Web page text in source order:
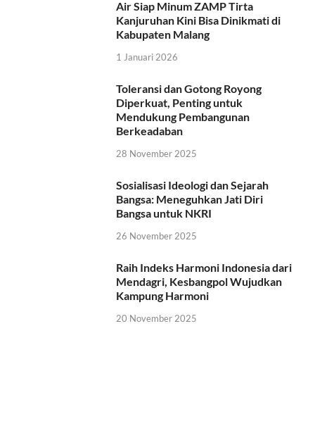
Air Siap Minum ZAMP Tirta
Kanjuruhan Kini Bisa Dinikmati di
Kabupaten Malang
1 Januari 2026
Toleransi dan Gotong Royong
Diperkuat, Penting untuk
Mendukung Pembangunan
Berkeadaban
28 November 2025
Sosialisasi Ideologi dan Sejarah
Bangsa: Meneguhkan Jati Diri
Bangsa untuk NKRI
26 November 2025
Raih Indeks Harmoni Indonesia dari
Mendagri, Kesbangpol Wujudkan
Kampung Harmoni
20 November 2025